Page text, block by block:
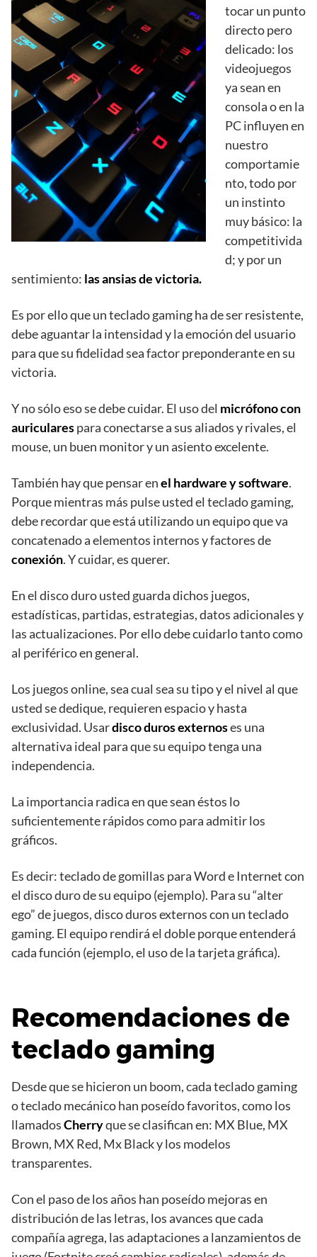
tocar un punto
directo pero
delicado: los
videojuegos
ya sean en
consola o en la
PC influyen en
nuestro
comportamie
nto, todo por
un instinto
muy básico: la
competitivida
d; y por un
sentimiento: las ansias de victoria.
Es por ello que un teclado gaming ha de ser resistente,
debe aguantar la intensidad y la emoción del usuario
para que su fidelidad sea factor preponderante en su
victoria.
Y no sólo eso se debe cuidar. El uso del micrófono con
auricularespara conectarse a sus aliados y rivales, el
mouse, un buen monitor y un asiento excelente.
También hay que pensar enel hardware y software.
Porque mientras más pulse usted el teclado gaming,
debe recordar que está utilizando un equipo que va
concatenado a elementos internos y factores de
conexión. Y cuidar, es querer.
En el disco duro usted guarda dichos juegos,
estadísticas, partidas, estrategias, datos adicionales y
las actualizaciones. Por ello debe cuidarlo tanto como
al periférico en general.
Los juegos online, sea cual sea su tipo y el nivel al que
usted se dedique, requieren espacio y hasta
exclusividad. Usardisco duros externoses una
alternativa ideal para que su equipo tenga una
independencia.
La importancia radica en que sean éstos lo
suficientemente rápidos como para admitir los
gráficos.
Es decir: teclado de gomillas para Word e Internet con
el disco duro de su equipo (ejemplo). Para su “alter
ego” de juegos, disco duros externos con un teclado
gaming. El equipo rendirá el doble porque entenderá
cada función (ejemplo, el uso de la tarjeta gráfica).
Recomendaciones de
teclado gaming
Desde que se hicieron un boom, cada teclado gaming
o teclado mecánico han poseído favoritos, como los
llamadosCherryque se clasifican en: MX Blue, MX
Brown, MX Red, Mx Black y los modelos
transparentes.
Con el paso de los años han poseído mejoras en
distribución de las letras, los avances que cada
compañía agrega, las adaptaciones a lanzamientos de